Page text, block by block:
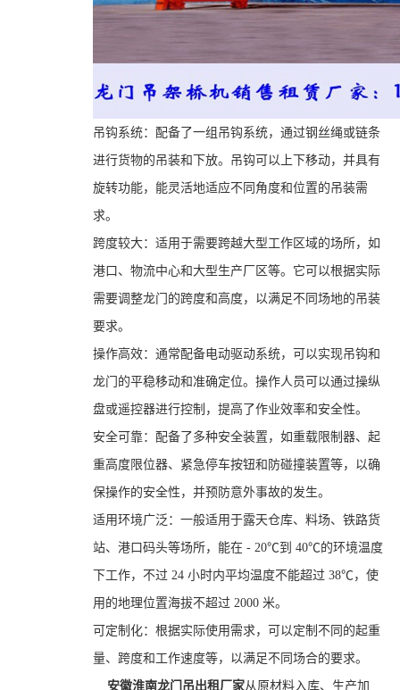
吊钩系统：配备了一组吊钩系统，通过钢丝绳或链条
进行货物的吊装和下放。吊钩可以上下移动，并具有
旋转功能，能灵活地适应不同角度和位置的吊装需
求。
跨度较大：适用于需要跨越大型工作区域的场所，如
港口、物流中心和大型生产厂区等。它可以根据实际
需要调整龙门的跨度和高度，以满足不同场地的吊装
要求。
操作高效：通常配备电动驱动系统，可以实现吊钩和
龙门的平稳移动和准确定位。操作人员可以通过操纵
盘或遥控器进行控制，提高了作业效率和安全性。
安全可靠：配备了多种安全装置，如重载限制器、起
重高度限位器、紧急停车按钮和防碰撞装置等，以确
保操作的安全性，并预防意外事故的发生。
适用环境广泛：一般适用于露天仓库、料场、铁路货
站、港口码头等场所，能在 - 20℃到 40℃的环境温度
下工作，不过 24 小时内平均温度不能超过 38℃，使
用的地理位置海拔不超过 2000 米。
可定制化：根据实际使用需求，可以定制不同的起重
量、跨度和工作速度等，以满足不同场合的要求。
安徽淮南龙门吊出租厂家从原材料入库、生产加